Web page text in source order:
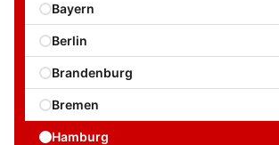
Bayern
Berlin
Brandenburg
Bremen
Hamburg